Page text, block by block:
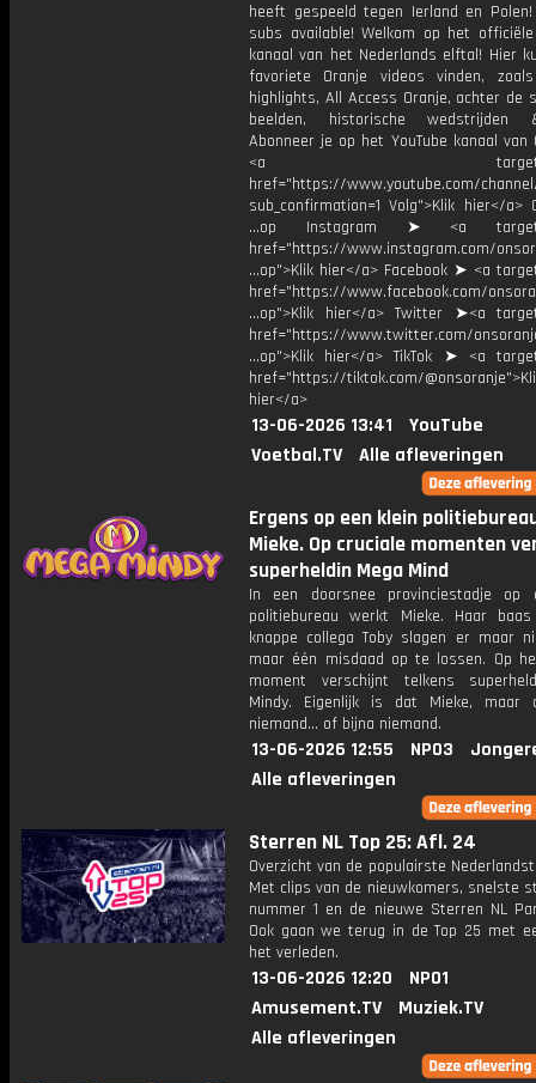
heeft gespeeld tegen Ierland en Polen!
subs available! Welkom op het officiële
kanaal van het Nederlands elftal! Hier
favoriete Oranje videos vinden, zoals
highlights, All Access Oranje, achter de
beelden, historische wedstrijden
Abonneer je op het YouTube kanaal
<a
href="https://www.youtube.com/channel/
sub_confirmation=1 Volg">Klik hier</a>
...op Instagram ➤ <a
href="https://www.instagram.com/
...op">Klik hier</a> Facebook ➤ <a
href="https://www.facebook.com/
...op">Klik hier</a> Twitter ➤<a
href="https://www.twitter.com/
...op">Klik hier</a> TikTok ➤ <a
href="https://tiktok.com/
hier</a>
13-06-2026 13:41
YouTube
Voetbal.TV
Alle afleveringen
Ergens op een klein
Mieke. Op cruciale momenten
superheldin Mega Mind
In een doorsnee provinciestadje op
politiebureau werkt Mieke. Haar
knappe collega Toby slagen er maar
maar één misdaad op te lossen. Op
moment verschijnt telkens
Mindy. Eigenlijk is dat Mieke, maar
niemand... of bijna niemand.
13-06-2026 12:55 NPO3
Alle afleveringen
Sterren NL Top 25: Afl. 24
Overzicht van de populairste
Met clips van de nieuwkomers, snelste
nummer 1 en de nieuwe Sterren NL
Ook gaan we terug in de Top 25 met
het verleden.
13-06-2026 12:20
NPO1
Amusement.TV
Muziek.TV
Alle afleveringen